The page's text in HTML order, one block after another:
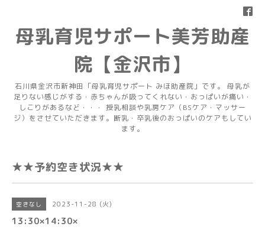
母乳育児サポート美芳助産
院【金沢市】
石川県金沢市新神田「母乳育児サポート みほ助産院」です。 母乳が
足りない感じがする・赤ちゃんが吸ってくれない・おっぱいが痛い・
しこりがあるなど・・・ 授乳相談や乳房ケア（BSケア・マッサー
ジ）をさせていただきます。断乳・卒乳後のおっぱいのケアもしてい
ます。
★★予約空き状況★★
空きなし 2023-11-28 (火)
13:30×14:30×